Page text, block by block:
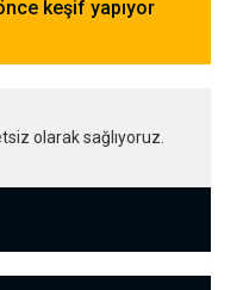
keşif yapıyor
olarak sağlıyoruz.